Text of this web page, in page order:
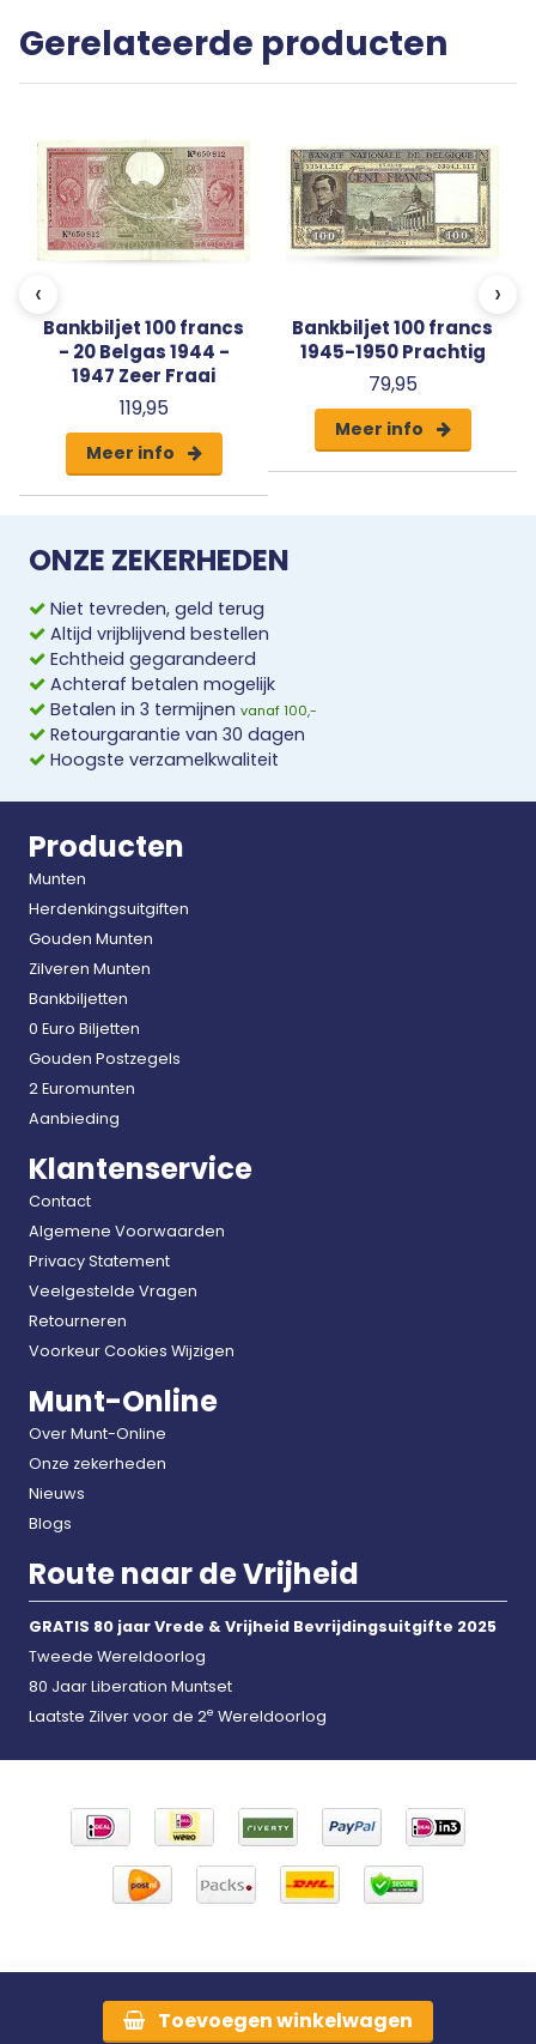
Gerelateerde producten
‹
Bankbiljet 100 francs
- 20 Belgas 1944 -
1947 Zeer Fraai
119,95
Meer info
Bankbiljet 100 francs
1945-1950 Prachtig
79,95
Meer info
›
ONZE ZEKERHEDEN
Niet tevreden, geld terug
Altijd vrijblijvend bestellen
Echtheid gegarandeerd
Achteraf betalen mogelijk
Betalen in 3 termijnen vanaf 100,-
Retourgarantie van 30 dagen
Hoogste verzamelkwaliteit
Producten
Munten
Herdenkingsuitgiften
Gouden Munten
Zilveren Munten
Bankbiljetten
0 Euro Biljetten
Gouden Postzegels
2 Euromunten
Aanbieding
Klantenservice
Contact
Algemene Voorwaarden
Privacy Statement
Veelgestelde Vragen
Retourneren
Voorkeur Cookies Wijzigen
Munt-Online
Over Munt-Online
Onze zekerheden
Nieuws
Blogs
Route naar de Vrijheid
GRATIS 80 jaar Vrede & Vrijheid Bevrijdingsuitgifte 2025
Tweede Wereldoorlog
80 Jaar Liberation Muntset
Laatste Zilver voor de 2e Wereldoorlog
Toevoegenwinkelwagen